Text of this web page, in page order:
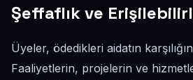
Şeffaflık ve
Üyeler, ödedikleri aidatın
Faaliyetlerin, projelerin ve